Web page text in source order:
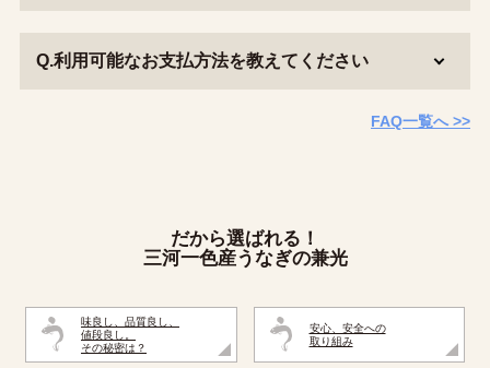
Q.利用可能なお支払方法を教えてください
FAQ一覧へ >>
だから選ばれる！
三河一色産うなぎの兼光
味良し、品質良し、
値段良し。
その秘密は？
安心、安全への
取り組み